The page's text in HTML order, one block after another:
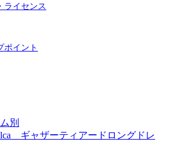
ライセンス
ポイント
別
ギャザーティアードロングドレ